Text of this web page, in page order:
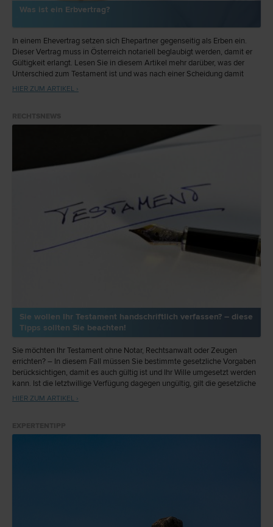
Was ist ein Erbvertrag?
In einem Ehevertrag setzen sich Ehepartner gegenseitig als Erben ein.
Dieser Vertrag muss in Österreich notariell beglaubigt werden, damit er
Gültigkeit erlangt. Lesen Sie in diesem Artikel mehr darüber, was der
Unterschied zum Testament ist und was nach einer Scheidung damit
passiert.
HIER ZUM ARTIKEL ›
Sie wollen Ihr Testament handschriftlich verfassen? – diese
Tipps sollten Sie beachten!
Sie möchten Ihr Testament ohne Notar, Rechtsanwalt oder Zeugen
errichten? – In diesem Fall müssen Sie bestimmte gesetzliche Vorgaben
berücksichtigen, damit es auch gültig ist und Ihr Wille umgesetzt werden
kann. Ist die letztwillige Verfügung dagegen ungültig, gilt die gesetzliche
Erbfolge.
HIER ZUM ARTIKEL ›